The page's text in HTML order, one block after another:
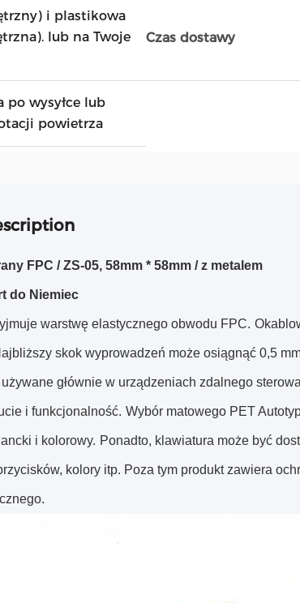
i plastikowa
lub na Twoje
Czas dostawy
po wysyłce lub
powietrza
FPC / ZS-05, 58mm * 58mm / z metalem
do Niemiec
warstwę elastycznego obwodu FPC.
skok wyprowadzeń może osiągnąć 0,5
używane głównie w urządzeniach zdalnego
i funkcjonalność. Wybór matowego PET
i kolorowy. Ponadto, klawiatura może być
kolory itp. Poza tym produkt zawiera